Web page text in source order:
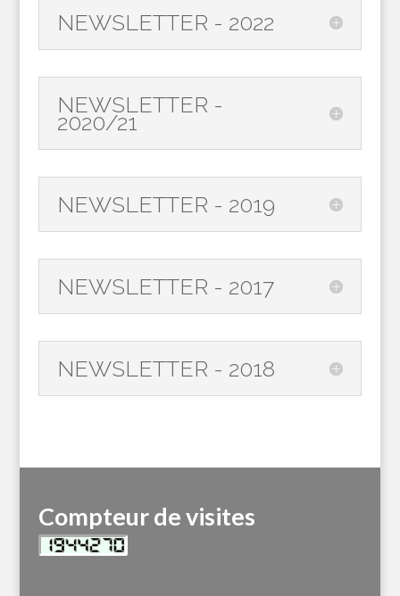
NEWSLETTER - 2022
NEWSLETTER -
2020/21
NEWSLETTER - 2019
NEWSLETTER - 2017
NEWSLETTER - 2018
Compteur de visites